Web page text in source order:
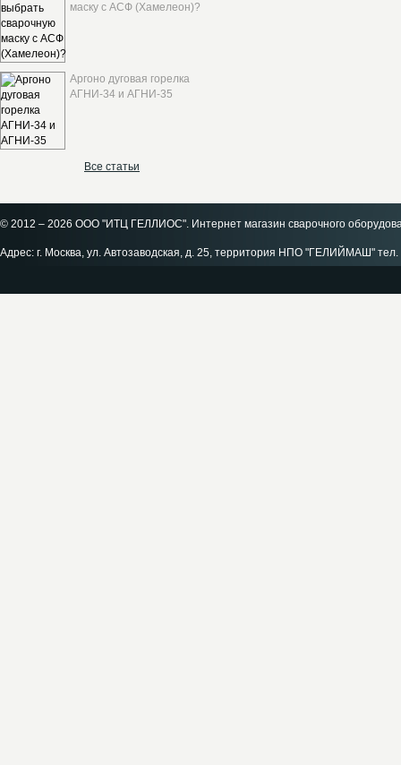
маску с АСФ (Хамелеон)?
Аргоно дуговая горелка
АГНИ-34 и АГНИ-35
Все статьи
© 2012 – 2026 ООО "ИТЦ ГЕЛЛИОС". Интернет магазин сварочного
Адрес: г. Москва, ул. Автозаводская, д. 25, территория НПО "ГЕЛИЙМАШ"